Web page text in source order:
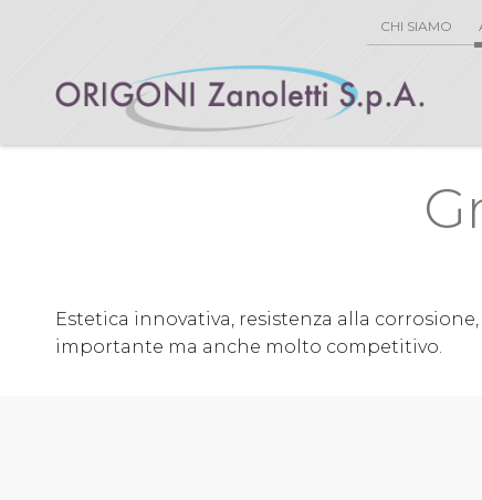
CHI SIAMO
Estetica innovativa, resistenza alla
importante ma anche molto competitivo.